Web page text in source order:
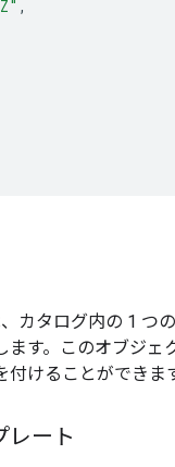
,
カタログ内の 1
ます。このオブジェ
けることができま
レート